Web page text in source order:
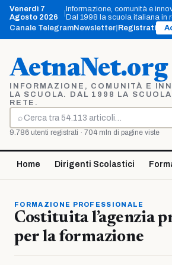
Vai
contenuto
Venerdì 7
Agosto 2026
Informazione, comunità e
Dal 1998 la scuola italiana in
Canale TelegramNewsletter Registrati
AetnaNet.org
INFORMAZIONE, COMUNITÀ E
LA SCUOLA. DAL 1998 LA
RETE.
⌕
Cerca
9.786 utenti registrati · 704 mln di pagine viste
Home Dirigenti Scolastici
FORMAZIONE PROFESSIONALE
Costituita l’agenzia
per la formazione